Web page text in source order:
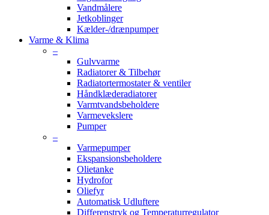
Vandmålere
Jetkoblinger
Kælder-/drænpumper
Varme & Klima
–
Gulvvarme
Radiatorer & Tilbehør
Radiatortermostater & ventiler
Håndklæderadiatorer
Varmtvandsbeholdere
Varmevekslere
Pumper
–
Varmepumper
Ekspansionsbeholdere
Olietanke
Hydrofor
Oliefyr
Automatisk Udluftere
Differenstryk og Temperaturregulator